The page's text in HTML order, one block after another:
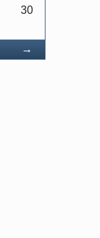
Vorwärts
→
30